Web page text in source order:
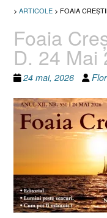
> ARTICOLE > FOAIA
Foaia
D. 24 Mai
24 mai, 2026